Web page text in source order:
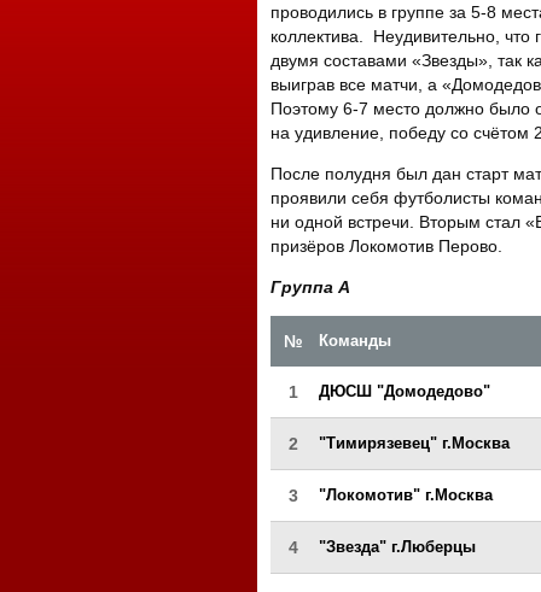
проводились в группе за 5-8
коллектива. Неудивительно, что
двумя составами «Звезды», так
выиграв все матчи, а
Поэтому 6-7 место должно было
на удивление, победу со счётом
После полудня был дан старт
проявили себя футболисты
ни одной встречи. Вторым стал
призёров Локомотив Перово.
Группа А
№ Команды
1 ДЮСШ "Домодедово"
2 "Тимирязевец" г.Москва
3 "Локомотив" г.Москва
4 "Звезда" г.Люберцы